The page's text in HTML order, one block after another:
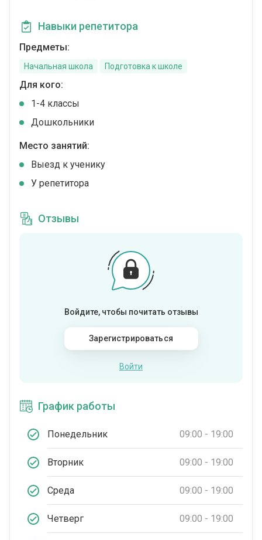
Навыки репетитора
Предметы:
Начальная школа Подготовка к школе
Для кого:
1-4 классы
Дошкольники
Место занятий:
Выезд к ученику
У репетитора
Отзывы
Войдите, чтобы почитать отзывы
Зарегистрироваться
Войти
График работы
Понедельник 09:00 - 19:00
Вторник 09:00 - 19:00
Среда 09:00 - 19:00
Четверг 09:00 - 19:00